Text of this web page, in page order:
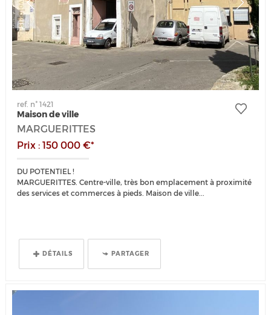
ref. n° 1421
Maison de ville
MARGUERITTES
Prix : 150 000 €*
DU POTENTIEL !
MARGUERITTES. Centre-ville, très bon emplacement à proximité
des services et commerces à pieds. Maison de ville...
DÉTAILS PARTAGER